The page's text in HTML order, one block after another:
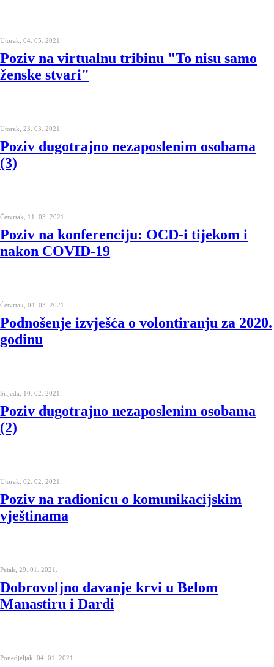
Utorak, 04. 05. 2021.
Poziv na virtualnu tribinu "To nisu samo
ženske stvari"
Utorak, 23. 03. 2021.
Poziv dugotrajno nezaposlenim osobama
(3)
Četvrtak, 11. 03. 2021.
Poziv na konferenciju: OCD-i tijekom i
nakon COVID-19
Četvrtak, 04. 03. 2021.
Podnošenje izvješća o volontiranju za 2020.
godinu
Srijeda, 10. 02. 2021.
Poziv dugotrajno nezaposlenim osobama
(2)
Utorak, 02. 02. 2021.
Poziv na radionicu o komunikacijskim
vještinama
Petak, 29. 01. 2021.
Dobrovoljno davanje krvi u Belom
Manastiru i Dardi
Ponedjeljak, 04. 01. 2021.